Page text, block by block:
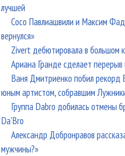
лучшей
Сосо Павлиашвили и Максим
вернулся»
Zivert дебютировала в большом
Ариана Гранде сделает перерыв
Ваня Дмитриенко побил рекорд
юным артистом, собравшим
Группа Dabro добилась отмены
Da'Bro
Александр Добронравов
мужчины?»